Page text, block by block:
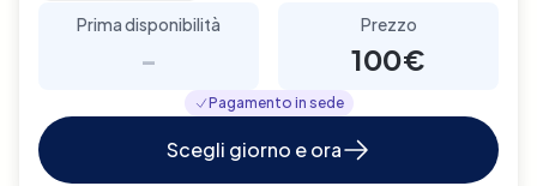
Prima disponibilità
-
Prezzo
100€
Pagamento in sede
Scegli giorno e ora